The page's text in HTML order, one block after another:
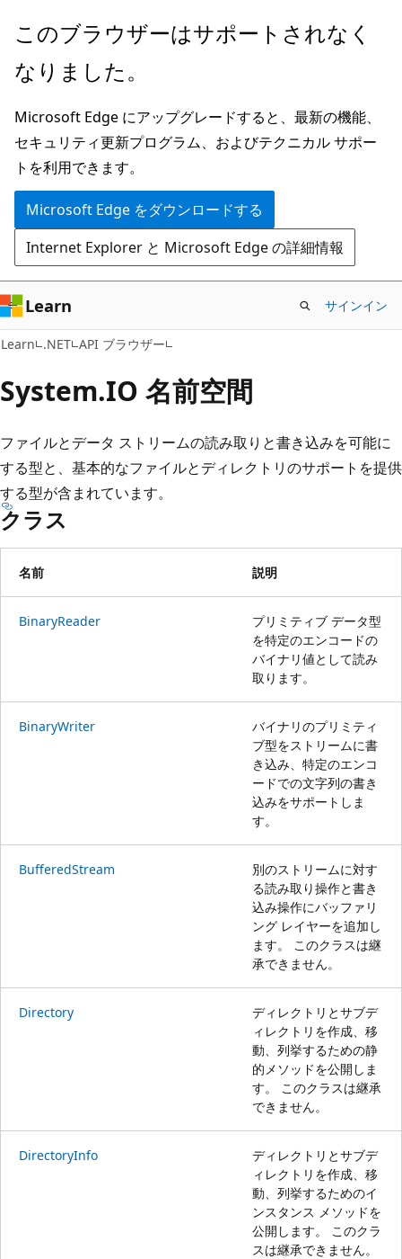
メ
ン
ン
テ
ン
ツ
に
ス
キ
ッ
プ
ペ
ジ
ナ
ビ
ゲ
ー
シ
ョ
ン
に
ス
キ
プ
このブラウザーはサポートされなく
なりました。
Microsoft Edge にアップグレードすると、最新の機能、
セキュリティ更新プログラム、およびテクニカル サポー
トを利用できます。
Microsoft Edge をダウンロードする
Internet Explorer と Microsoft Edge の詳細情報
Learn サインイン
Learn .NET API ブラウザー
System.IO 名前空間
ファイルとデータ ストリームの読み取りと書き込みを可能に
する型と、基本的なファイルとディレクトリのサポートを提供
する型が含まれています。
クラス
名前 説明
BinaryReader
プリミティブ データ型
を特定のエンコードの
バイナリ値として読み
取ります。
BinaryWriter
バイナリのプリミティ
ブ型をストリームに書
き込み、特定のエンコ
ードでの文字列の書き
込みをサポートしま
す。
BufferedStream
別のストリームに対す
る読み取り操作と書き
込み操作にバッファリ
ング レイヤーを追加し
ます。 このクラスは継
承できません。
Directory
ディレクトリとサブデ
ィレクトリを作成、移
動、列挙するための静
的メソッドを公開しま
す。 このクラスは継承
できません。
DirectoryInfo
ディレクトリとサブデ
ィレクトリを作成、移
動、列挙するためのイ
ンスタンス メソッドを
公開します。 このクラ
スは継承できません。